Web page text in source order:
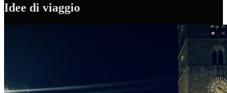
Idee di viaggio